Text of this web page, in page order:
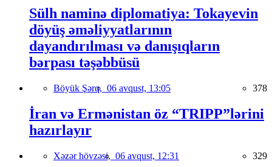
Sülh naminə diplomatiya: Tokayevin
döyüş əməliyyatlarının
dayandırılması və danışıqların
bərpası təşəbbüsü
Böyük Şərq, 06 avqust, 13:05 378
İran və Ermənistan öz “TRIPP”lərini
hazırlayır
Xəzər hövzəsi, 06 avqust, 12:31 329